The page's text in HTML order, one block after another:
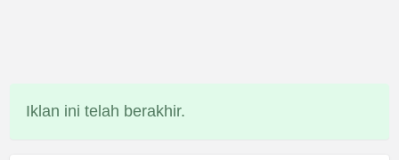
Iklan ini telah berakhir.